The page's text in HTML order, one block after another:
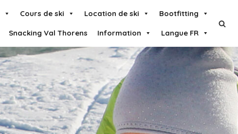
Cours de ski Location de ski Bootfitting
Snacking Val Thorens Information Langue FR